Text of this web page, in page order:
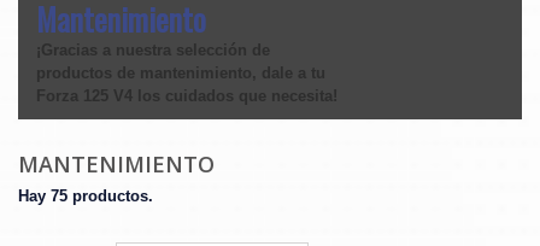
Mantenimiento
¡Gracias a nuestra selección de
productos de mantenimiento, dale a tu
Forza 125 V4 los cuidados que necesita!
MANTENIMIENTO
Hay 75 productos.